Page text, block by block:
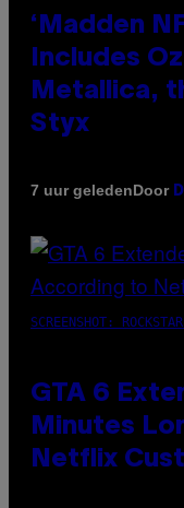
‘Madden
Includes
Metallica,
Styx
7 uur geledenDoor
SCREENSHOT:
GTA 6
Minutes
Netflix